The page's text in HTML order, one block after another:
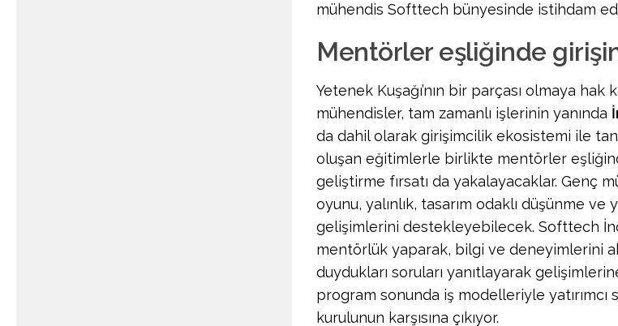
mühendis Softtech bünyesinde istihdam
Mentörler eşliğinde
Yetenek Kuşağı’nın bir parçası olmaya hak
mühendisler, tam zamanlı işlerinin yanında
da dahil olarak girişimcilik ekosistemi ile
oluşan eğitimlerle birlikte mentörler
geliştirme fırsatı da yakalayacaklar. Genç
oyunu, yalınlık, tasarım odaklı düşünme ve
gelişimlerini destekleyebilecek. Softtech
mentörlük yaparak, bilgi ve deneyimlerini
duydukları soruları yanıtlayarak
program sonunda iş modelleriyle
kurulunun karşısına çıkıyor.